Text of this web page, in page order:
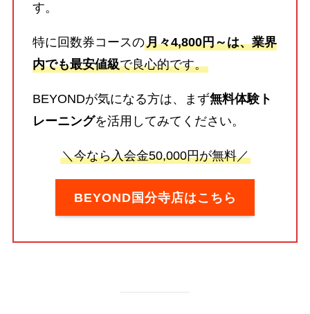
す。
特に回数券コースの月々4,800円～は、業界
内でも最安値級で良心的です。
BEYONDが気になる方は、まず無料体験ト
レーニングを活用してみてください。
＼今なら入会金50,000円が無料／
BEYOND国分寺店はこちら